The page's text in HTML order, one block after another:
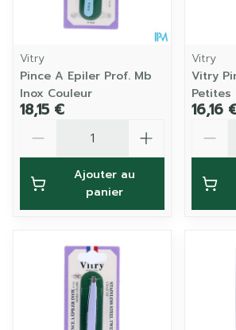
Vitry
Pince A Epiler Prof. Mb
Inox Couleur
18,15 €
Ajouter au
panier
Vitry
Vitry
Petites
16,16